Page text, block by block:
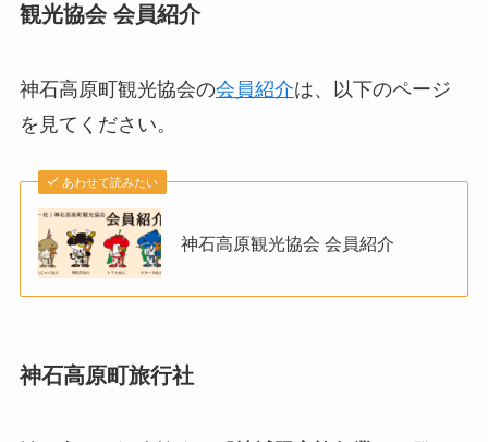
観光協会 会員紹介
神石高原町観光協会の会員紹介は、以下のページ
を見てください。
あわせて読みたい
神石高原観光協会 会員紹介
神石高原町旅行社